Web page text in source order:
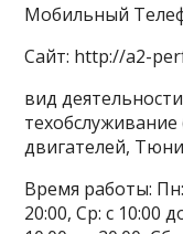
Мобильный
Сайт: http://a2-
вид
двигателей,
Время работы: Пн:
20:00, Ср: с 10:00